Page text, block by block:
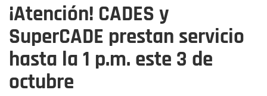
¡Atención! CADES y
SuperCADE prestan servicio
hasta la 1 p.m. este 3 de
octubre